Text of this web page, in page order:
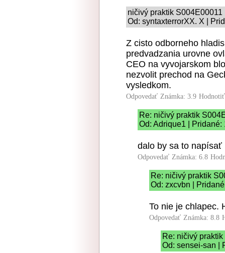
ničivý praktik S004E00011
Od: syntaxterrorXX. X |
Z cisto odborneho
predvadzania urovne
CEO na vyvojarskom
nezvolit prechod na
vysledkom.
Odpovedať Známka: 3.9
Re: ničivý praktik
Od: Adrique1 | Pridané:
dalo by sa to napísať
Odpovedať Známka: 6.8
Re: ničivý praktik
Od: zxcvbn |
To nie je chlapec.
Odpovedať Známka: 8.8
Re: ničivý
Od: sensei-san |